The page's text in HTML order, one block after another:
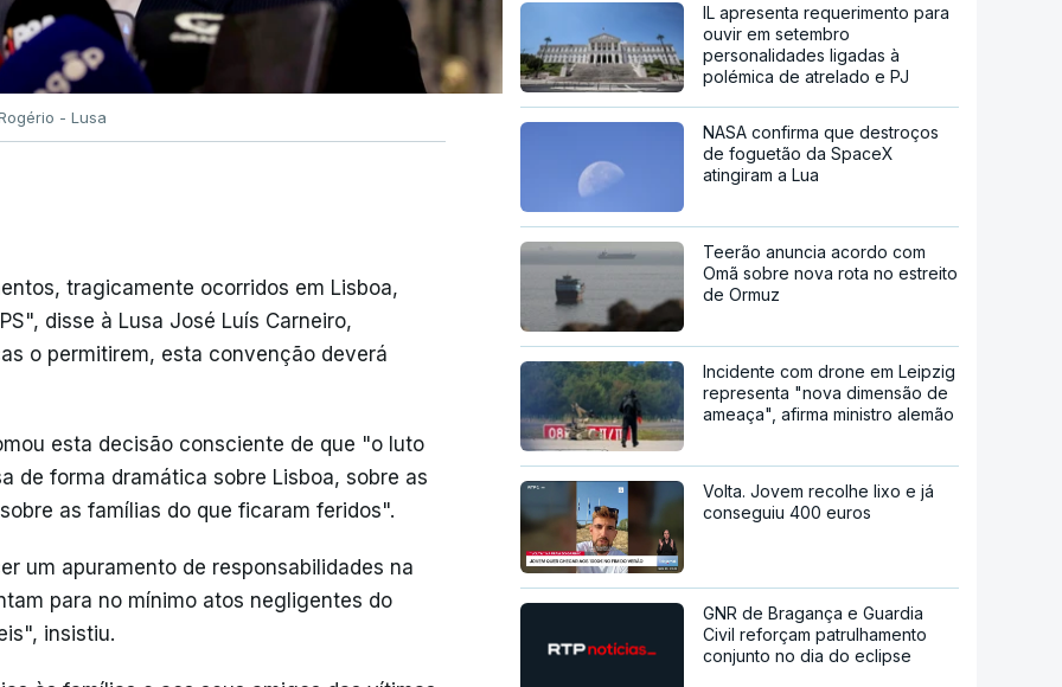
- Lusa
tragicamente ocorridos em Lisboa,
disse à Lusa José Luís Carneiro,
o permitirem, esta convenção deverá
esta decisão consciente de que "o luto
de forma dramática sobre Lisboa, sobre as
as famílias do que ficaram feridos".
um apuramento de responsabilidades na
para no mínimo atos negligentes do
insistiu.
IL apresenta requerimento para
ouvir em setembro
personalidades ligadas à
polémica de atrelado e PJ
NASA confirma que destroços
de foguetão da SpaceX
atingiram a Lua
Teerão anuncia acordo com
Omã sobre nova rota no estreito
de Ormuz
Incidente com drone em Leipzig
representa "nova dimensão de
ameaça", afirma ministro alemão
Volta. Jovem recolhe lixo e já
conseguiu 400 euros
GNR de Bragança e Guardia
Civil reforçam patrulhamento
conjunto no dia do eclipse